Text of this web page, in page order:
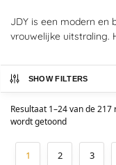
JDY is een modern en
vrouwelijke uitstraling.
SHOW FILTERS
Resultaat 1–24 van de
wordt getoond
1 2 3